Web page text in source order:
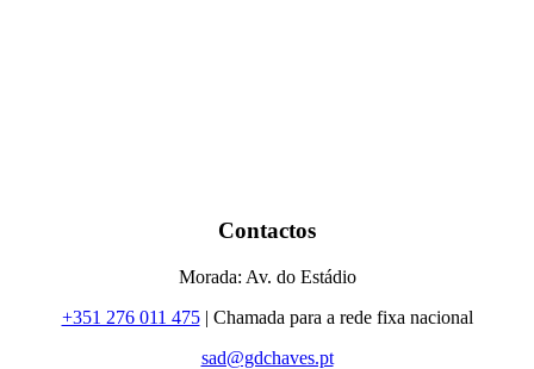
Contactos
Morada: Av. do Estádio
+351 276 011 475| Chamada para a rede fixa nacional
sad@gdchaves.pt